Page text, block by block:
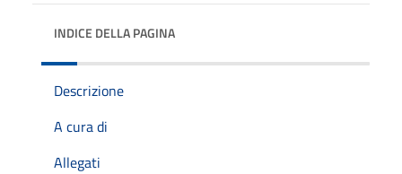
INDICE DELLA PAGINA
Descrizione
A cura di
Allegati